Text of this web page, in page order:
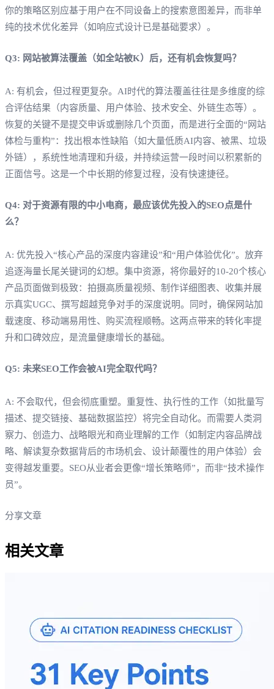
你的策略区别应基于用户在不同设备上的搜索意图差异，而非单
纯的技术优化差异（如响应式设计已是基础要求）。
Q3: 网站被算法覆盖（如全站被K）后，还有机会恢复吗？
A: 有机会，但过程更复杂。AI时代的算法覆盖往往是多维度的综
合评估结果（内容质量、用户体验、技术安全、外链生态等）。
恢复的关键不是提交申诉或删除几个页面，而是进行全面的“网站
体检与重构”：找出根本性缺陷（如大量低质AI内容、被黑、垃圾
外链），系统性地清理和升级，并持续运营一段时间以积累新的
正面信号。这是一个中长期的修复过程，没有快速捷径。
Q4: 对于资源有限的中小电商，最应该优先投入的SEO点是什
么？
A: 优先投入“核心产品的深度内容建设”和“用户体验优化”。放弃
追逐海量长尾关键词的幻想。集中资源，将你最好的10-20个核心
产品页面做到极致：拍摄高质量视频、制作详细图表、收集并展
示真实UGC、撰写超越竞争对手的深度说明。同时，确保网站加
载速度、移动端易用性、购买流程顺畅。这两点带来的转化率提
升和口碑效应，是流量健康增长的基础。
Q5: 未来SEO工作会被AI完全取代吗？
A: 不会取代，但会彻底重塑。重复性、执行性的工作（如批量写
描述、提交链接、基础数据监控）将完全自动化。而需要人类洞
察力、创造力、战略眼光和商业理解的工作（如制定内容品牌战
略、解读复杂数据背后的市场机会、设计颠覆性的用户体验）会
变得越发重要。SEO从业者会更像“增长策略师”，而非“技术操作
员”。
分享文章
相关文章